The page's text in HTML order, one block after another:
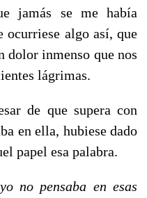
jamás se me había
ocurriese algo así, que
dolor inmenso que nos
lágrimas.
de que supera con
en ella, hubiese dado
papel esa palabra.
no pensaba en esas